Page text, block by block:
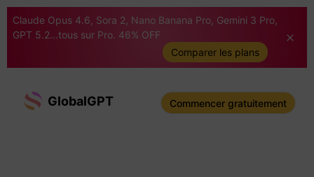
Claude Opus 4.6, Sora 2, Nano Banana Pro, Gemini 3 Pro,
GPT 5.2...tous sur Pro. 46% OFF
Comparer les plans
GlobalGPT Commencer gratuitement